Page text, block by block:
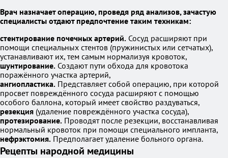
Врач назначает операцию, проведя ряд анализов, зачастую
специалисты отдают предпочтение таким техникам:
стентирование почечных артерий. Сосуд расширяют при
помощи специальных стентов (пружинистых или сетчатых),
устанавливают их, тем самым нормализуя кровоток,
шунтирование. Создают пути обхода для кровотока
поражённого участка артерий,
ангиопластика. Представляет собой операцию, при которой
просвет повреждённого сосуда расширяют с помощью
особого баллона, который имеет свойство раздуваться,
резекция (удаление повреждённого участка сосуда),
протезирование. Проводят после резекции, восстанавливая
нормальный кровоток при помощи специального импланта,
нефрэктомия. Предполагает удаление больного органа.
Рецепты народной медицины